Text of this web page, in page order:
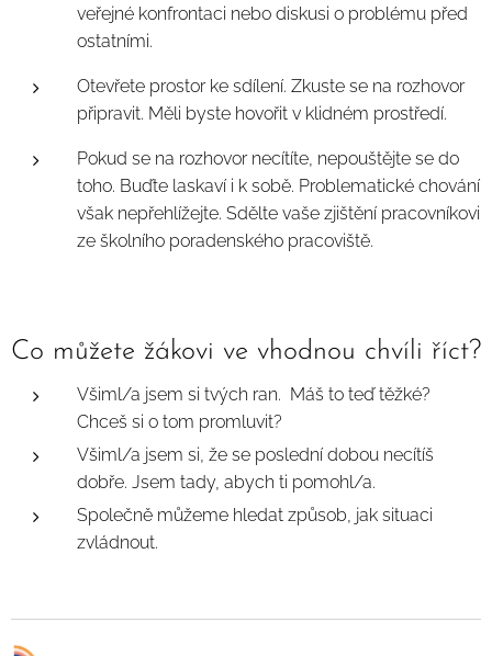
veřejné konfrontaci nebo diskusi o problému před
ostatními.
Otevřete prostor ke sdílení. Zkuste se na rozhovor
připravit. Měli byste hovořit v klidném prostředí.
Pokud se na rozhovor necítíte, nepouštějte se do
toho. Buďte laskaví i k sobě. Problematické chování
však nepřehlížejte. Sdělte vaše zjištění pracovníkovi
ze školního poradenského pracoviště.
Co můžete žákovi ve vhodnou chvíli říct?
Všiml/a jsem si tvých ran. Máš to teď těžké?
Chceš si o tom promluvit?
Všiml/a jsem si, že se poslední dobou necítíš
dobře. Jsem tady, abych ti pomohl/a.
Společně můžeme hledat způsob, jak situaci
zvládnout.